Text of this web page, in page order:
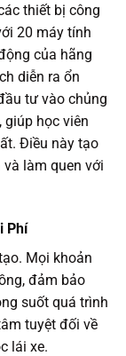
thiết bị công
20 máy tính
của hãng
diễn ra ổn
tư vào chủng
học viên
Điều này tạo
làm quen với
Phí
Mọi khoản
đảm bảo
suốt quá trình
tuyệt đối về
lái xe.